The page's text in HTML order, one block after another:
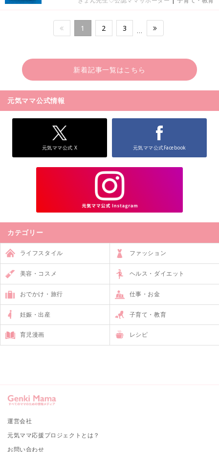
1 2 3 …
新着記事一覧はこちら
元気ママ公式情報
元気ママ公式 X 元気ママ公式Facebook
カテゴリー
ライフスタイル ファッション
美容・コスメ ヘルス・ダイエット
おでかけ・旅行 仕事・お金
妊娠・出産 子育て・教育
育児漫画 レシピ
運営会社
元気ママ応援プロジェクトとは？
お問い合わせ